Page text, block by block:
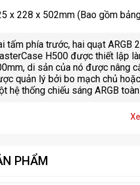
x 228 x 502mm (Bao gồm
tấm phía trước, hai quạt ARGB
H500 được thiết lập
di sản của nó được nâng
quản lý bởi bo mạch chủ
hệ thống chiếu sáng ARGB
PHẨM